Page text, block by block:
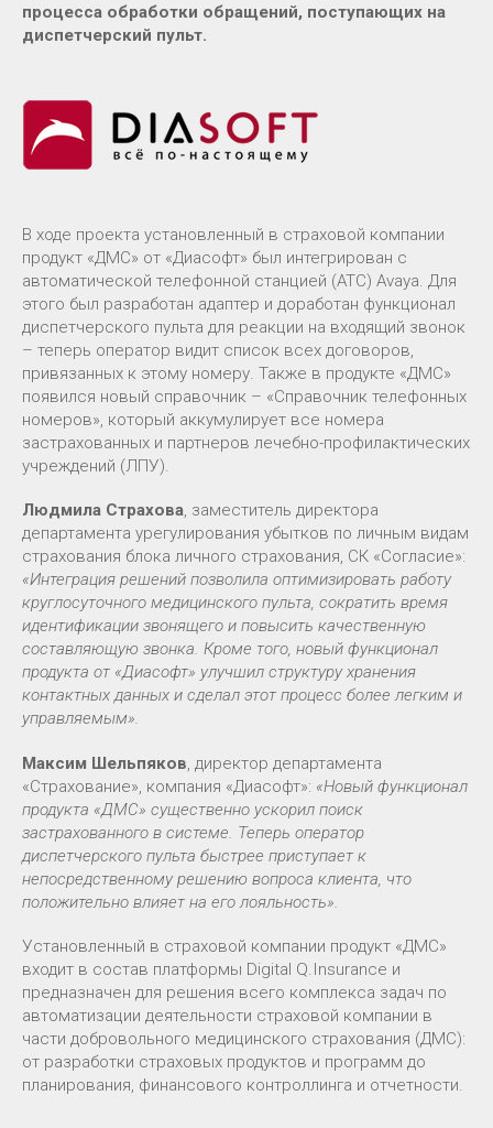
процесса обработки обращений, поступающих на
диспетчерский пульт.
В ходе проекта установленный в страховой компании
продукт «ДМС» от «Диасофт» был интегрирован с
автоматической телефонной станцией (АТС) Avaya. Для
этого был разработан адаптер и доработан функционал
диспетчерского пульта для реакции на входящий звонок
– теперь оператор видит список всех договоров,
привязанных к этому номеру. Также в продукте «ДМС»
появился новый справочник – «Справочник телефонных
номеров», который аккумулирует все номера
застрахованных и партнеров лечебно-профилактических
учреждений (ЛПУ).
Людмила Страхова, заместитель директора
департамента урегулирования убытков по личным видам
страхования блока личного страхования, СК «Согласие»:
«Интеграция решений позволила оптимизировать работу
круглосуточного медицинского пульта, сократить время
идентификации звонящего и повысить качественную
составляющую звонка. Кроме того, новый функционал
продукта от «Диасофт» улучшил структуру хранения
контактных данных и сделал этот процесс более легким и
управляемым».
Максим Шельпяков , директор департамента
«Страхование», компания «Диасофт»: «Новый функционал
продукта «ДМС» существенно ускорил поиск
застрахованного в системе. Теперь оператор
диспетчерского пульта быстрее приступает к
непосредственному решению вопроса клиента, что
положительно влияет на его лояльность».
Установленный в страховой компании продукт «ДМС»
входит в состав платформы Digital Q.Insurance и
предназначен для решения всего комплекса задач по
автоматизации деятельности страховой компании в
части добровольного медицинского страхования (ДМС):
от разработки страховых продуктов и программ до
планирования, финансового контроллинга и отчетности.